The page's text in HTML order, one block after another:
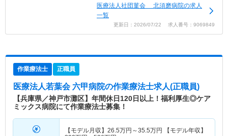
医療法人社団菫会 北須磨病院の求人
一覧
更新日：2026/07/22 求人番号：9069849
作業療法士 正職員
医療法人若葉会 六甲病院の作業療法士求人(正職員)
【兵庫県／神戸市灘区】年間休日120日以上！福利厚生◎ケア
ミックス病院にて作業療法士募集！
【モデル月収】 26.5万円～35.5万円
【モデル年収】